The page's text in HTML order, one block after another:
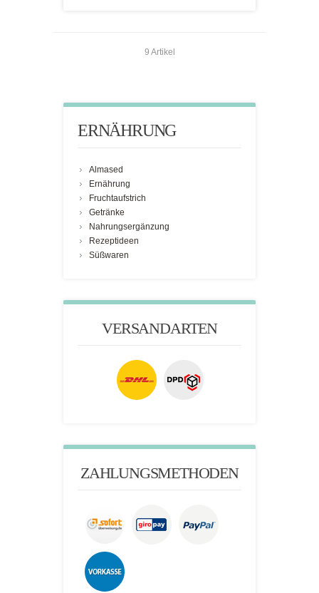
9 Artikel
ERNÄHRUNG
Almased
Ernährung
Fruchtaufstrich
Getränke
Nahrungsergänzung
Rezeptideen
Süßwaren
VERSANDARTEN
ZAHLUNGSMETHODEN